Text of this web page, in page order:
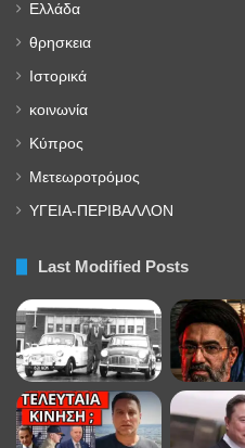
Ελλάδα
θρησκεια
Ιστορικά
κοινωνία
Κύπρος
Μετεωροτρόμος
ΥΓΕΙΑ-ΠΕΡΙΒΑΛΛΟΝ
Last Modified Posts